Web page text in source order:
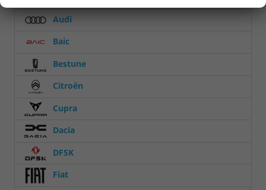
Audi
Baic
Bestune
Citroën
Cupra
Dacia
DFSK
Fiat